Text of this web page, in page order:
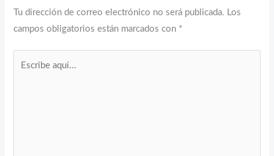
Tu dirección de correo electrónico no será publicada. Los
campos obligatorios están marcados con *